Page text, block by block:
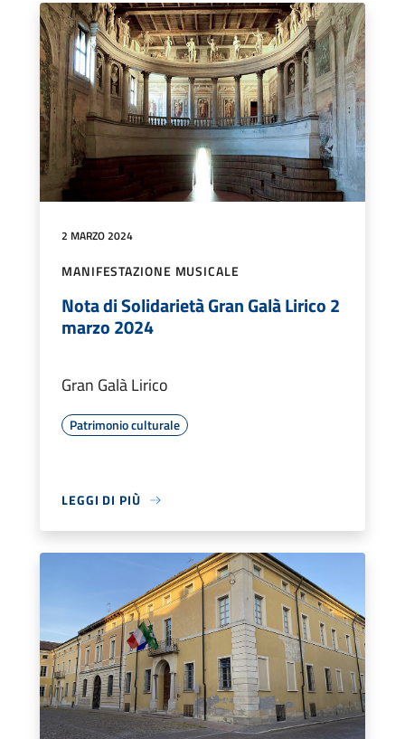
2 MARZO 2024
MANIFESTAZIONE MUSICALE
Nota di Solidarietà Gran Galà Lirico 2
marzo 2024
Gran Galà Lirico
Patrimonio culturale
LEGGI DI PIÙ